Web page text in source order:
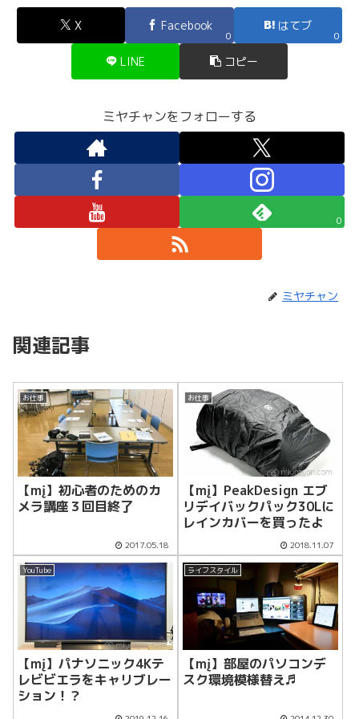
X Facebook
0
はてブ
0
LINE コピー
ミヤチャンをフォローする
0
ミヤチャン
関連記事
お仕事
【mį】初心者のためのカ
メラ講座３回目終了
2017.05.18
お仕事
【mį】PeakDesign エブ
リデイバックパック30Lに
レインカバーを買ったよ
2018.11.07
YouTube
【mį】パナソニック4Kテ
レビビエラをキャリブレー
ション！？
ライフスタイル
【mį】部屋のパソコンデ
スク環境模様替え♬